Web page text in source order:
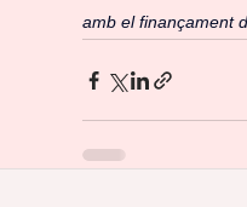
amb el finançament